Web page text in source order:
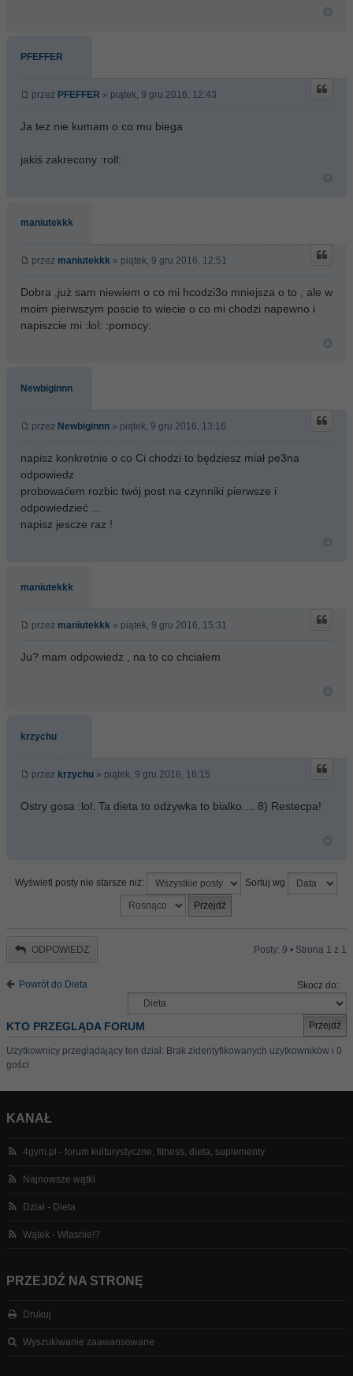
PFEFFER
przez PFEFFER » piątek, 9 gru 2016, 12:43
Ja tez nie kumam o co mu biega
jakiś zakrecony :roll:
maniutekkk
przez maniutekkk » piątek, 9 gru 2016, 12:51
Dobra ,już sam niewiem o co mi hcodzi3o mniejsza o to , ale w
moim pierwszym poscie to wiecie o co mi chodzi napewno i
napiszcie mi :lol: :pomocy:
Newbiginnn
przez Newbiginnn » piątek, 9 gru 2016, 13:16
napisz konkretnie o co Ci chodzi to będziesz miał pe3na
odpowiedz
probowaćem rozbic twój post na czynniki pierwsze i
odpowiedzieć ...
napisz jescze raz !
maniutekkk
przez maniutekkk » piątek, 9 gru 2016, 15:31
Ju? mam odpowiedz , na to co chciałem
krzychu
przez krzychu » piątek, 9 gru 2016, 16:15
Ostry gosa :lol: Ta dieta to odżywka to bialko.... 8) Restecpa!
Wyświetl posty nie starsze niż: Sortuj wg
ODPOWIEDZ Posty: 9 • Strona 1 z 1
Powrót do Dieta Skocz do:
KTO PRZEGLĄDA FORUM
Użytkownicy przeglądający ten dział: Brak zidentyfikowanych użytkowników i 0
gości
KANAŁ
4gym.pl - forum kulturystyczne, fitness, dieta, suplementy
Najnowsze wątki
Dział - Dieta
Wątek - Wlasnie!?
PRZEJDŹ NA STRONĘ
Drukuj
Wyszukiwanie zaawansowane